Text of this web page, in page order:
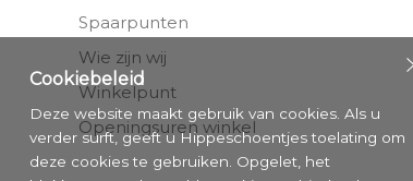
Spaarpunten
Wie zijn wij
Winkelpunt
Openingsuren winkel
Cookiebeleid
Deze website maakt gebruik van cookies. Als u
verder surft, geeft u Hippeschoentjes toelating om
deze cookies te gebruiken. Opgelet, het